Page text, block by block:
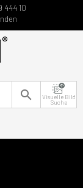
444 10
Visuelle Bild
Suche
